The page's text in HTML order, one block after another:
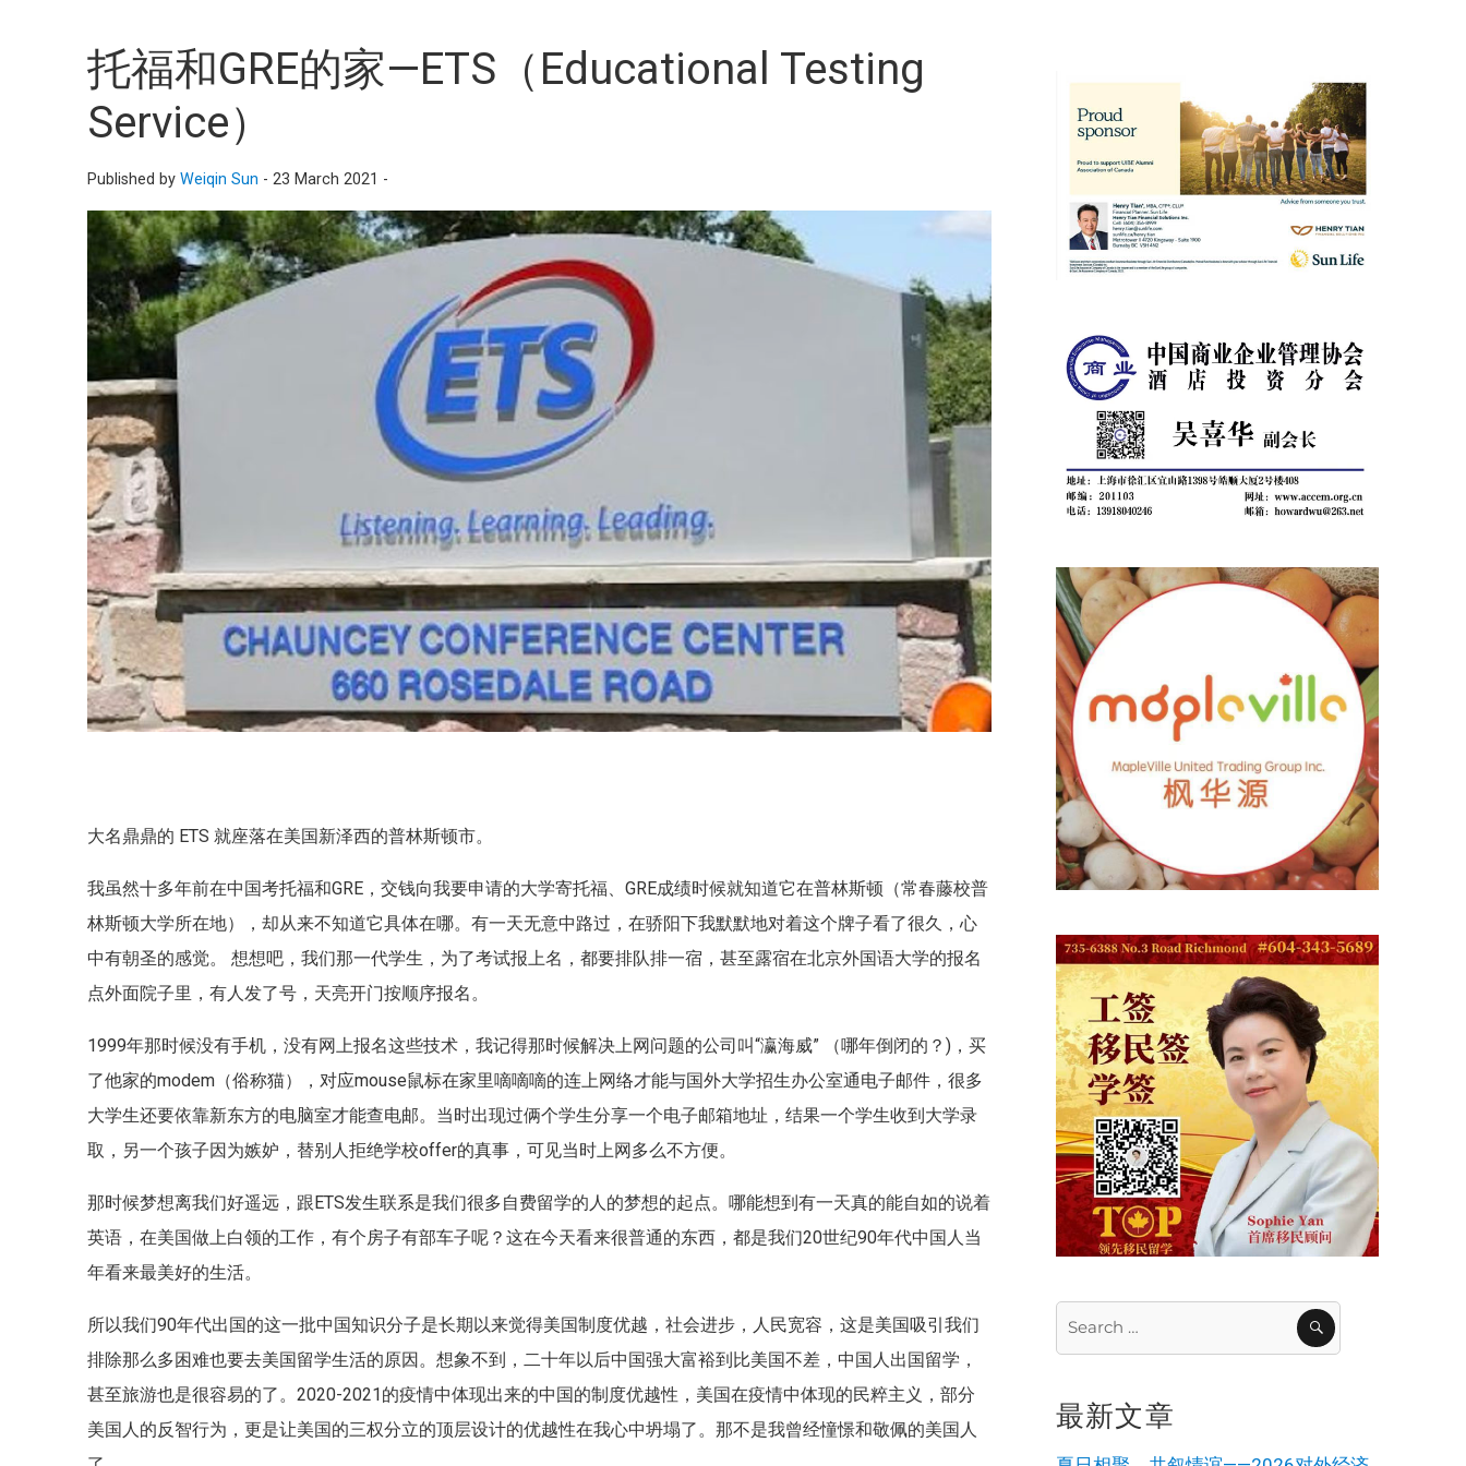
托福和GRE的家—ETS（Educational Testing
Service）
Published byWeiqin Sun -23 March 2021 -
大名鼎鼎的 ETS 就座落在美国新泽西的普林斯顿市。
我虽然十多年前在中国考托福和GRE，交钱向我要申请的大学寄托福、GRE成绩时候就知道它在普林斯顿（常春藤校普
林斯顿大学所在地），却从来不知道它具体在哪。有一天无意中路过，在骄阳下我默默地对着这个牌子看了很久，心
中有朝圣的感觉。 想想吧，我们那一代学生，为了考试报上名，都要排队排一宿，甚至露宿在北京外国语大学的报名
点外面院子里，有人发了号，天亮开门按顺序报名。
1999年那时候没有手机，没有网上报名这些技术，我记得那时候解决上网问题的公司叫“瀛海威” （哪年倒闭的？)，买
了他家的modem（俗称猫），对应mouse鼠标在家里嘀嘀嘀的连上网络才能与国外大学招生办公室通电子邮件，很多
大学生还要依靠新东方的电脑室才能查电邮。当时出现过俩个学生分享一个电子邮箱地址，结果一个学生收到大学录
取，另一个孩子因为嫉妒，替别人拒绝学校offer的真事，可见当时上网多么不方便。
那时候梦想离我们好遥远，跟ETS发生联系是我们很多自费留学的人的梦想的起点。哪能想到有一天真的能自如的说着
英语，在美国做上白领的工作，有个房子有部车子呢？这在今天看来很普通的东西，都是我们20世纪90年代中国人当
年看来最美好的生活。
所以我们90年代出国的这一批中国知识分子是长期以来觉得美国制度优越，社会进步，人民宽容，这是美国吸引我们
排除那么多困难也要去美国留学生活的原因。想象不到，二十年以后中国强大富裕到比美国不差，中国人出国留学，
甚至旅游也是很容易的了。2020-2021的疫情中体现出来的中国的制度优越性，美国在疫情中体现的民粹主义，部分
美国人的反智行为，更是让美国的三权分立的顶层设计的优越性在我心中坍塌了。那不是我曾经憧憬和敬佩的美国人
SEARCH
最新文章